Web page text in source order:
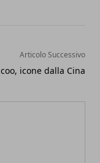
Articolo Successivo
icone dalla Cina